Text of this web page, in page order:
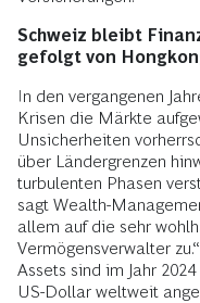
Schweiz bleibt
gefolgt von
In den vergangenen
Krisen die Märkte
Unsicherheiten
über Ländergrenzen
turbulenten Phasen
sagt Wealth-
allem auf die sehr
Vermögensverwalter
Assets sind im Jahr
US-Dollar weltweit